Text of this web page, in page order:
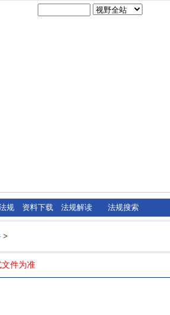
规 资料下载 法规解读 法规搜索
>
件为准